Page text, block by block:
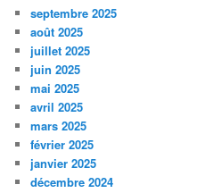
septembre 2025
août 2025
juillet 2025
juin 2025
mai 2025
avril 2025
mars 2025
février 2025
janvier 2025
décembre 2024